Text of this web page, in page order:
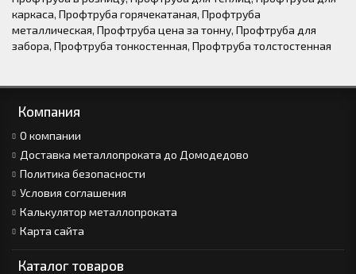
каркаса, Профтруба горячекатаная, Профтруба
металлическая, Профтруба цена за тонну, Профтруба для
забора, Профтруба тонкостенная, Профтруба толстостенная
Компания
О компании
Доставка металлопроката до Домодедово
Политика безопасности
Условия соглашения
Калькулятор металлопроката
Карта сайта
Каталог товаров